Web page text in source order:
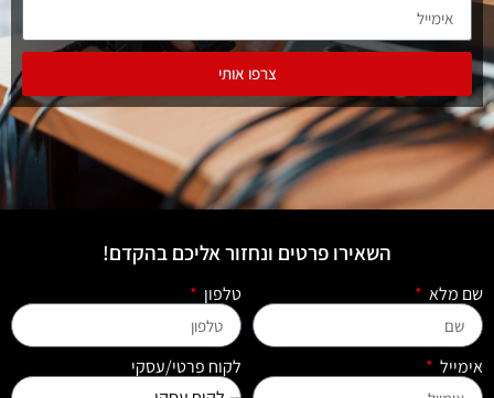
צרפו אותי
השאירו פרטים ונחזור אליכם בהקדם!
שם מלא טלפון
אימייל לקוח פרטי/עסקי